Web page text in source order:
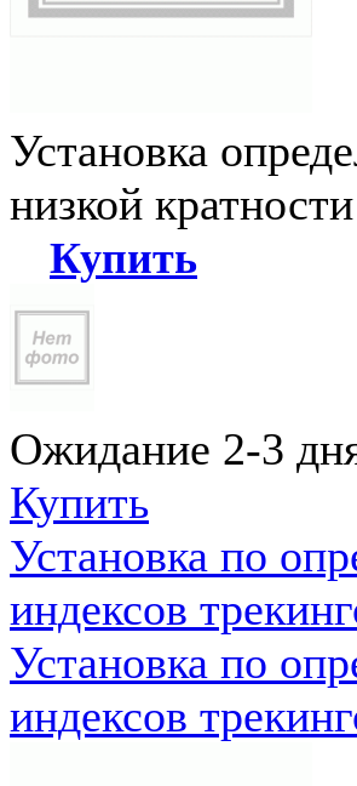
Установка
низкой
Купить
Ожидание 2-3
Купить
Установка по
индексов
Установка по
индексов